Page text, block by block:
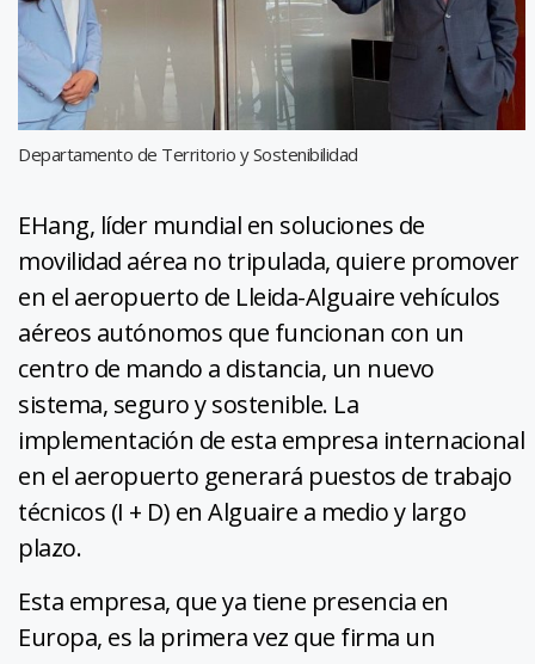
Departamento de Territorio y Sostenibilidad
EHang, líder mundial en soluciones de
movilidad aérea no tripulada, quiere promover
en el aeropuerto de Lleida-Alguaire vehículos
aéreos autónomos que funcionan con un
centro de mando a distancia, un nuevo
sistema, seguro y sostenible. La
implementación de esta empresa internacional
en el aeropuerto generará puestos de trabajo
técnicos (I + D) en Alguaire a medio y largo
plazo.
Esta empresa, que ya tiene presencia en
Europa, es la primera vez que firma un